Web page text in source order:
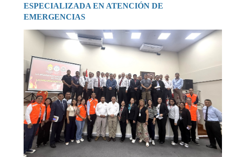
ESPECIALIZADA EN ATENCIÓN DE
EMERGENCIAS